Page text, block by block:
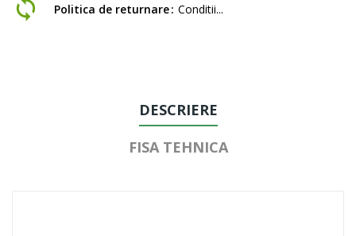
Politica de returnare Conditii...
DESCRIERE
FISA TEHNICA